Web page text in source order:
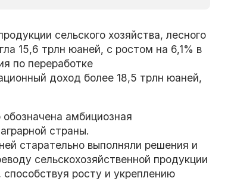
сельского хозяйства, лесного
15,6 трлн юаней, с ростом на 6,1% в
по переработке
доход более 18,5 трлн юаней,
амбициозная
страны.
старательно выполняли решения и
сельскохозяйственной продукции
росту и укреплению